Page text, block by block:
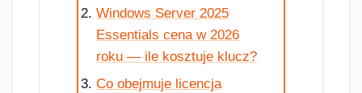
Windows Server 2025
Essentials cena w 2026
roku — ile kosztuje klucz?
Co obejmuje licencja